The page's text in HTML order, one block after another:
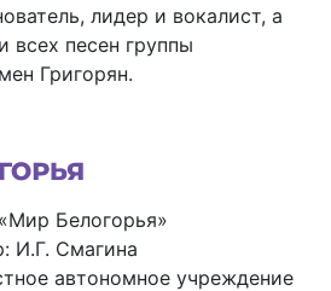
лидер и вокалист, а
всех песен группы
Григорян.
Белогорья»
И.Г. Смагина
автономное учреждение